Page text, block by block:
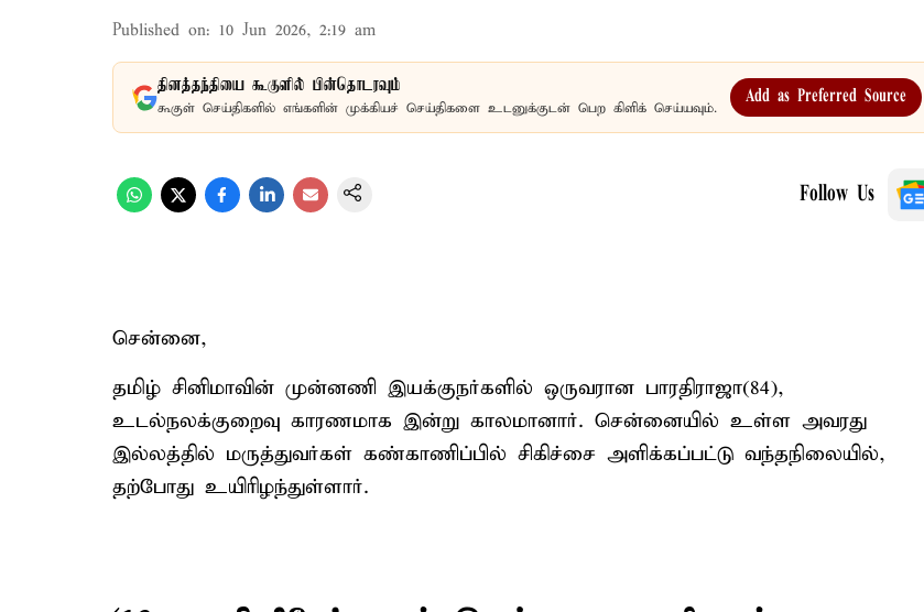
Published on: 10 Jun 2026, 2:19 am
தினத்தந்தியை கூகுளில் பின்தொடரவும்
கூகுள் செய்திகளில் எங்களின் முக்கியச் செய்திகளை உடனுக்குடன் பெற கிளிக் செய்யவும்.
Add as Preferred Source
Follow Us
சென்னை,
தமிழ் சினிமாவின் முன்னணி இயக்குநர்களில் ஒருவரான பாரதிராஜா(84),
உடல்நலக்குறைவு காரணமாக இன்று காலமானார். சென்னையில் உள்ள அவரது
இல்லத்தில் மருத்துவர்கள் கண்காணிப்பில் சிகிச்சை அளிக்கப்பட்டு வந்தநிலையில்,
தற்போது உயிரிழந்துள்ளார்.